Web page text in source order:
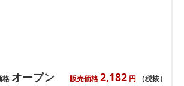
格 オープン 販売価格 2,182 円 （税抜）